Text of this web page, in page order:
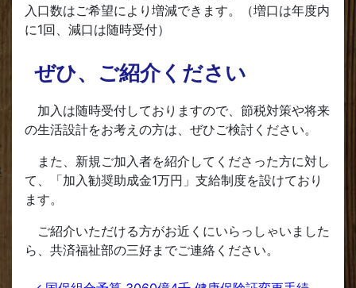
入口数はご希望により増減できます。（増口は年度内
に1回、減口は随時受付）
ぜひ、ご紹介ください
加入は随時受付しておりますので、節税対策や将来
の生活設計をお考えの方は、ぜひご検討ください。
また、新規ご加入者を紹介してくださった方に対し
て、「加入勧奨助成金1万円」支給制度を設けており
ます。
ご紹介いただける方がお近くにいらっしゃいました
ら、共済福祉部の三好までご連絡ください。